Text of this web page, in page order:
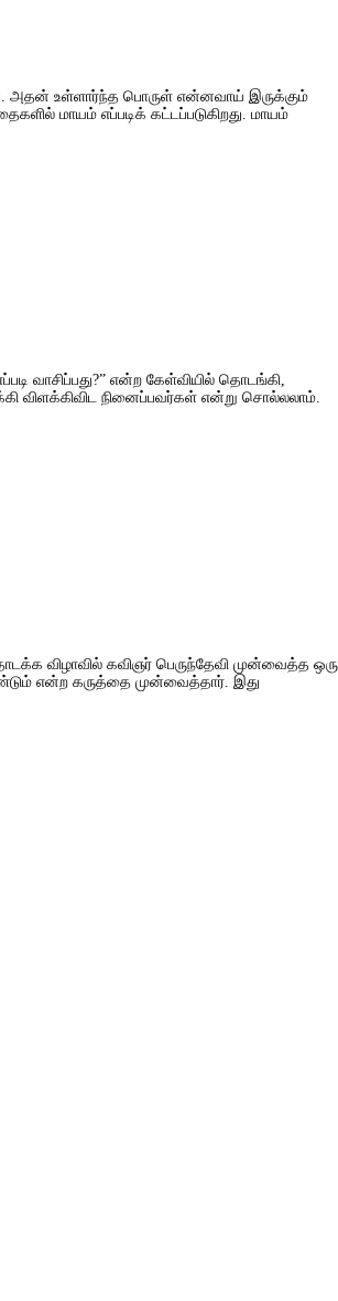
அதன் உள்ளார்ந்த பொருள் என்னவாய் இருக்கும்
மாயம் எப்படிக் கட்டப்படுகிறது. மாயம்
வாசிப்பது?” என்ற கேள்வியில் தொடங்கி,
விளக்கிவிட நினைப்பவர்கள் என்று சொல்லலாம்.
விழாவில் கவிஞர் பெருந்தேவி முன்வைத்த ஒரு
என்ற கருத்தை முன்வைத்தார். இது